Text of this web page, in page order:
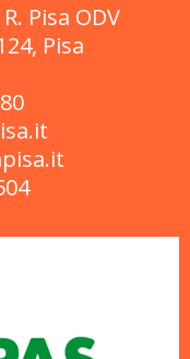
Pisa ODV
Pisa